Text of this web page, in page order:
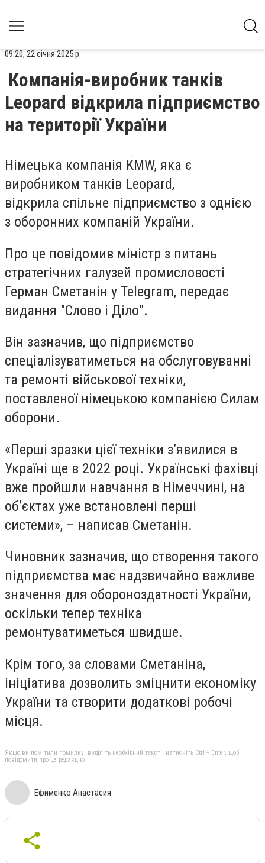
09:20, 22 січня 2025 р.
Компанія-виробник танків
Leopard відкрила підприємство
на території України
Німецька компанія KMW, яка є
виробником танків Leopard,
відкрила спільне підприємство з однією
з оборонних компаній України.
Про це повідомив міністр з питань
стратегічних галузей промисловості
Герман Сметанін у Telegram, передає
видання "Слово і Діло".
Він зазначив, що підприємство
спеціалізуватиметься на обслуговуванні
та ремонті військової техніки,
поставленої німецькою компанією Силам
оборони.
«Перші зразки цієї техніки з’явилися в
Україні ще в 2022 році. Українські фахівці
вже пройшли навчання в Німеччині, на
об’єктах уже встановлені перші
системи», – написав Сметанін.
Чиновник зазначив, що створення такого
підприємства має надзвичайно важливе
значення для обороноздатності України,
оскільки тепер техніка
ремонтуватиметься швидше.
Крім того, за словами Сметаніна,
ініціатива дозволить зміцнити економіку
України та створити додаткові робочі
місця.
Якщо ви помітили помилку, виділіть необхідний текст і натисніть Ctrl + Enter, щоб
повідомити про це редакцію
Ефименко Анастасия